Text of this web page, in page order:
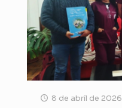
8 de abril de 2026